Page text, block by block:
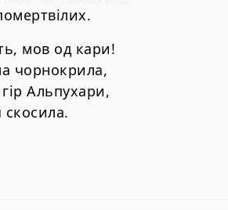
мов од кари!
Альпухари,